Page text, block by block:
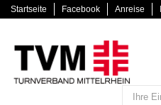
Startseite Facebook Anreise